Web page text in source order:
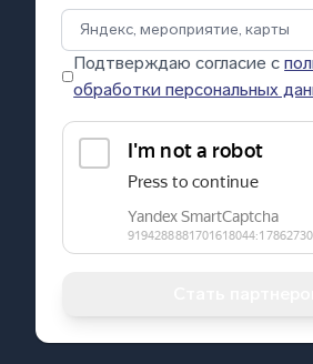
Подтверждаю согласие с
обработки персональных